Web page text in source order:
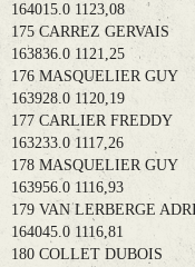
164015.0 1123,08
175 CARREZ
163836.0 1121,25
176 MASQUELIER
163928.0 1120,19
177 CARLIER
163233.0 1117,26
178 MASQUELIER
163956.0 1116,93
179 VAN LERBERGE
164045.0 1116,81
180 COLLET DUBOIS